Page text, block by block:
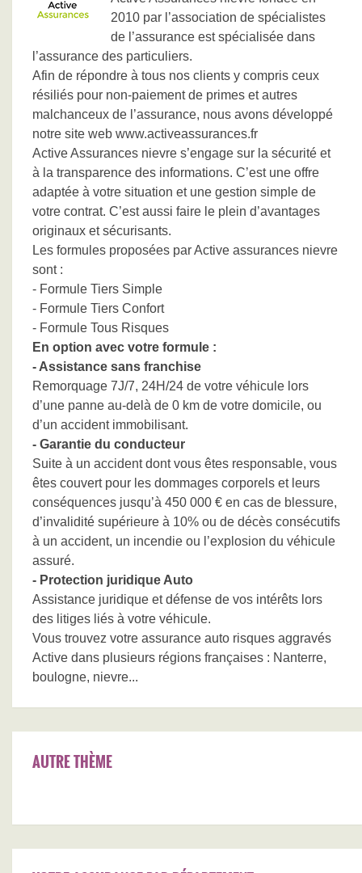
2010 par l’association de spécialistes
de l’assurance est spécialisée dans
l’assurance des particuliers.
Afin de répondre à tous nos clients y compris ceux
résiliés pour non-paiement de primes et autres
malchanceux de l’assurance, nous avons développé
notre site web www.activeassurances.fr
Active Assurances nievre s’engage sur la sécurité et
à la transparence des informations. C’est une offre
adaptée à votre situation et une gestion simple de
votre contrat. C’est aussi faire le plein d’avantages
originaux et sécurisants.
Les formules proposées par Active assurances nievre
sont :
- Formule Tiers Simple
- Formule Tiers Confort
- Formule Tous Risques
En option avec votre formule :
- Assistance sans franchise
Remorquage 7J/7, 24H/24 de votre véhicule lors
d’une panne au-delà de 0 km de votre domicile, ou
d’un accident immobilisant.
- Garantie du conducteur
Suite à un accident dont vous êtes responsable, vous
êtes couvert pour les dommages corporels et leurs
conséquences jusqu’à 450 000 € en cas de blessure,
d’invalidité supérieure à 10% ou de décès consécutifs
à un accident, un incendie ou l’explosion du véhicule
assuré.
- Protection juridique Auto
Assistance juridique et défense de vos intérêts lors
des litiges liés à votre véhicule.
Vous trouvez votre assurance auto risques aggravés
Active dans plusieurs régions françaises : Nanterre,
boulogne, nievre...
AUTRE THÈME